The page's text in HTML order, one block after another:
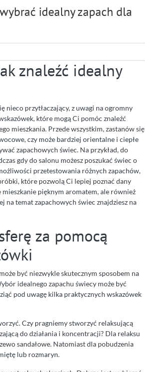
idealny zapach dla
znaleźć idealny
nieco przytłaczający, z uwagi na ogromny
które mogą Ci pomóc znaleźć
mieszkania. Przede wszystkim, zastanów się
czy może bardziej orientalne i ciepłe
zapachowych świec. Na przykład, do
gdy do salonu możesz poszukać świec o
przetestowania różnych zapachów,
które pozwolą Ci lepiej poznać dany
pięknym aromatem, ale również
temat zapachowych świec znajdziesz na
za pomocą
być niezwykle skutecznym sposobem na
idealnego zapachu świecy może być
pod uwagę kilka praktycznych wskazówek
Czy pragniemy stworzyć relaksującą
do działania i koncentracji? Dla relaksu
sandałowe. Natomiast dla pobudzenia
lub rozmaryn.